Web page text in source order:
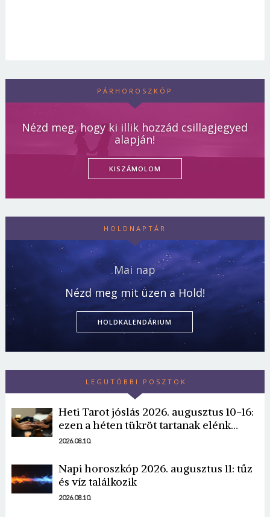
PÁRHOROSZKÓP
Nézd meg, hogy ki illik hozzád csillagjegyed
alapján!
KISZÁMOLOM
HOLDNAPTÁR
Mai nap
Nézd meg mit üzen a Hold!
HOLDKALENDÁRIUM
LEGUTÓBBI POSZTOK
Heti Tarot jóslás 2026. augusztus 10-16:
ezen a héten tükröt tartanak elénk…
2026.08.10.
Napi horoszkóp 2026. augusztus 11: tűz
és víz találkozik
2026.08.10.